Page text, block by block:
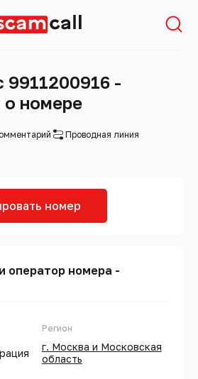
9911200916 -
номере
Проводная линия
номер
оператор номера -
Регион
г. Москва и Московская
область